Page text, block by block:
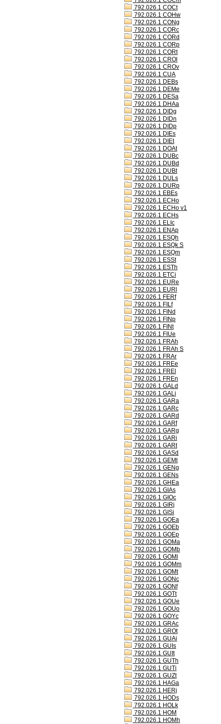
792.026.1 COCt
792.026.1 COHw
792.026.1 CONg
792.026.1 CORc
792.026.1 CORd
792.026.1 CORp
792.026.1 CORt
792.026.1 CROl
792.026.1 CROv
792.026.1 CUA
792.026.1 DEBs
792.026.1 DEMe
792.026.1 DESa
792.026.1 DHAa
792.026.1 DIDg
792.026.1 DIDn
792.026.1 DIDp
792.026.1 DIEs
792.026.1 DIEt
792.026.1 DOAt
792.026.1 DUBc
792.026.1 DUBd
792.026.1 DUBt
792.026.1 DULs
792.026.1 DURp
792.026.1 EBEs
792.026.1 ECHo
792.026.1 ECHo v1
792.026.1 ECHs
792.026.1 ELIc
792.026.1 ENAp
792.026.1 ESQh
792.026.1 ESQk S
792.026.1 ESQm
792.026.1 ESSt
792.026.1 ESTh
792.026.1 ETCi
792.026.1 EURe
792.026.1 EURl
792.026.1 FERf
792.026.1 FILf
792.026.1 FINd
792.026.1 FINp
792.026.1 FINt
792.026.1 FIUe
792.026.1 FRAh
792.026.1 FRAh S
792.026.1 FRAr
792.026.1 FREe
792.026.1 FREl
792.026.1 FREn
792.026.1 GALd
792.026.1 GALi
792.026.1 GARa
792.026.1 GARc
792.026.1 GARd
792.026.1 GARf
792.026.1 GARg
792.026.1 GARi
792.026.1 GARt
792.026.1 GASd
792.026.1 GEMt
792.026.1 GENg
792.026.1 GENs
792.026.1 GHEa
792.026.1 GIAs
792.026.1 GIOc
792.026.1 GIRj
792.026.1 GISi
792.026.1 GOEa
792.026.1 GOEb
792.026.1 GOEp
792.026.1 GOMa
792.026.1 GOMb
792.026.1 GOMl
792.026.1 GOMm
792.026.1 GOMt
792.026.1 GONc
792.026.1 GONf
792.026.1 GOTt
792.026.1 GOUe
792.026.1 GOUo
792.026.1 GOYc
792.026.1 GRAc
792.026.1 GROt
792.026.1 GUAi
792.026.1 GUIs
792.026.1 GUIt
792.026.1 GUTh
792.026.1 GUTi
792.026.1 GUZt
792.026.1 HAGa
792.026.1 HERj
792.026.1 HODs
792.026.1 HOLk
792.026.1 HOM
792.026.1 HOMh